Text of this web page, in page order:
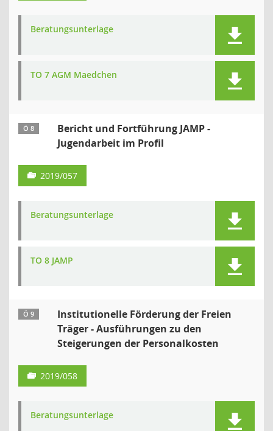
Beratungsunterlage
TO 7 AGM Maedchen
Ö 8
Bericht und Fortführung JAMP -
Jugendarbeit im Profil
2019/057
Beratungsunterlage
TO 8 JAMP
Ö 9
Institutionelle Förderung der Freien
Träger - Ausführungen zu den
Steigerungen der Personalkosten
2019/058
Beratungsunterlage